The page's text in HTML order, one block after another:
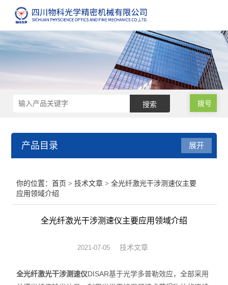
拨号
产品目录
纹影仪
光弹仪
瞬态多光谱辐射测温系统
窗口玻璃
展开
你的位置：首页 >技术文章 > 全光纤激光干涉测速仪主要
应用领域介绍
全光纤激光干涉测速仪主要应用领域介绍
2021-07-05 技术文章
全光纤激光干涉测速仪DISAR基于光学多普勒效应，全部采用